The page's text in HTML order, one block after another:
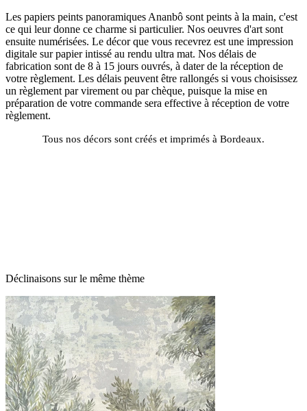
Les papiers peints panoramiques Ananbô sont peints à la main, c'est
ce qui leur donne ce charme si particulier. Nos oeuvres d'art sont
ensuite numérisées. Le décor que vous recevrez est une impression
digitale sur papier intissé au rendu ultra mat. Nos délais de
fabrication sont de 8 à 15 jours ouvrés, à dater de la réception de
votre règlement. Les délais peuvent être rallongés si vous choisissez
un règlement par virement ou par chèque, puisque la mise en
préparation de votre commande sera effective à réception de votre
règlement.
Tous nos décors sont créés et imprimés à Bordeaux.
Déclinaisons sur le même thème